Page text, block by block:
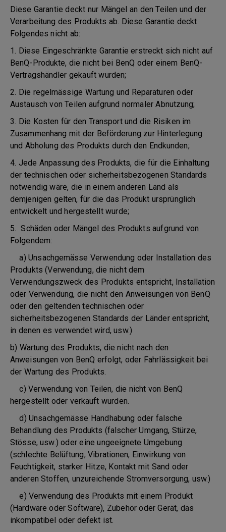
Diese Garantie deckt nur Mängel an den Teilen und der
Verarbeitung des Produkts ab. Diese Garantie deckt
Folgendes nicht ab:
1. Diese Eingeschränkte Garantie erstreckt sich nicht auf
BenQ-Produkte, die nicht bei BenQ oder einem BenQ-
Vertragshändler gekauft wurden;
2. Die regelmässige Wartung und Reparaturen oder
Austausch von Teilen aufgrund normaler Abnutzung;
3. Die Kosten für den Transport und die Risiken im
Zusammenhang mit der Beförderung zur Hinterlegung
und Abholung des Produkts durch den Endkunden;
4. Jede Anpassung des Produkts, die für die Einhaltung
der technischen oder sicherheitsbezogenen Standards
notwendig wäre, die in einem anderen Land als
demjenigen gelten, für die das Produkt ursprünglich
entwickelt und hergestellt wurde;
5. Schäden oder Mängel des Produkts aufgrund von
Folgendem:
a) Unsachgemässe Verwendung oder Installation des
Produkts (Verwendung, die nicht dem
Verwendungszweck des Produkts entspricht, Installation
oder Verwendung, die nicht den Anweisungen von BenQ
oder den geltenden technischen oder
sicherheitsbezogenen Standards der Länder entspricht,
in denen es verwendet wird, usw.)
b) Wartung des Produkts, die nicht nach den
Anweisungen von BenQ erfolgt, oder Fahrlässigkeit bei
der Wartung des Produkts.
c) Verwendung von Teilen, die nicht von BenQ
hergestellt oder verkauft wurden.
d) Unsachgemässe Handhabung oder falsche
Behandlung des Produkts (falscher Umgang, Stürze,
Stösse, usw.) oder eine ungeeignete Umgebung
(schlechte Belüftung, Vibrationen, Einwirkung von
Feuchtigkeit, starker Hitze, Kontakt mit Sand oder
anderen Stoffen, unzureichende Stromversorgung, usw.)
e) Verwendung des Produkts mit einem Produkt
(Hardware oder Software), Zubehör oder Gerät, das
inkompatibel oder defekt ist.